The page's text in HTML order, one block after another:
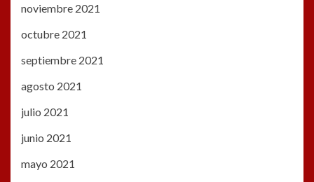
noviembre 2021
octubre 2021
septiembre 2021
agosto 2021
julio 2021
junio 2021
mayo 2021